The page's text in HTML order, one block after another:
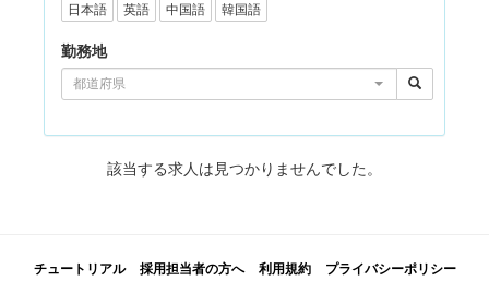
日本語 英語 中国語 韓国語
勤務地
都道府県
該当する求人は見つかりませんでした。
チュートリアル 採用担当者の方へ 利用規約 プライバシーポリシー